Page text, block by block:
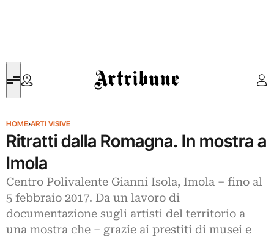
Artribune
HOME›ARTI VISIVE
Ritratti dalla Romagna. In mostra a
Imola
Centro Polivalente Gianni Isola, Imola – fino al
5 febbraio 2017. Da un lavoro di
documentazione sugli artisti del territorio a
una mostra che – grazie ai prestiti di musei e